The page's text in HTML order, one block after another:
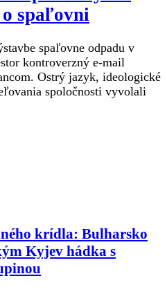
spaľovni
spaľovne odpadu v
kontroverzný e-mail
Ostrý jazyk, ideologické
spoločnosti vyvolali
krídla: Bulharsko
Kyjev hádka s